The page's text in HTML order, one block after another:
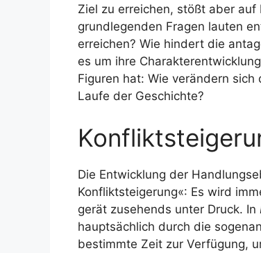
Ziel zu erreichen, stößt aber
grundlegenden Fragen lauten
erreichen? Wie hindert die
es um ihre
Figuren hat: Wie verändern
Laufe der Geschichte?
Die Entwicklung der
Konfliktsteigerung«: Es wird
gerät zusehends unter Druck. In
hauptsächlich durch die
bestimmte Zeit zur Verfügung,